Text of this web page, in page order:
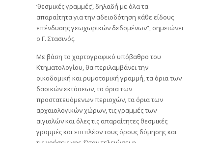
‘θεσμικές γραμμές’, δηλαδή με όλα τα
απαραίτητα για την αδειοδότηση κάθε είδους
επένδυσης γεωχωρικών δεδομένων”, σημειώνει
ο Γ. Στασινός.
Με βάση το χαρτογραφικό υπόβαθρο του
Κτηματολογίου, θα περιλαμβάνει την
οικοδομική και ρυμοτομική γραμμή, τα όρια των
δασικών εκτάσεων, τα όρια των
προστατευόμενων περιοχών, τα όρια των
αρχαιολογικών χώρων, τις γραμμές των
αιγιαλών και όλες τις απαραίτητες θεσμικές
γραμμές και επιπλέον τους όρους δόμησης και